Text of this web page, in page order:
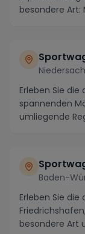
besondere Art:
Erleben Sie
spannenden
umliegende
Baden-
Erleben Sie
besondere Art